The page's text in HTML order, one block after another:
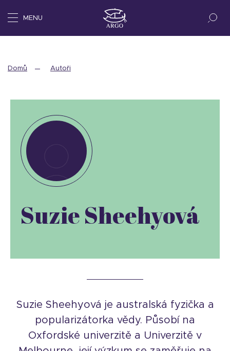
MENU
Domů Autoři
Suzie Sheehyová
Suzie Sheehyová je australská fyzička a
popularizátorka vědy. Působí na
Oxfordské univerzitě a Univerzitě v